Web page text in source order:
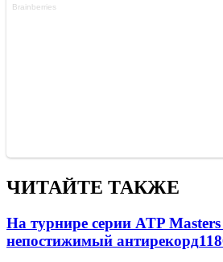
ЧИТАЙТЕ ТАКЖЕ
На турнире серии ATP Masters
непостижимый антирекорд